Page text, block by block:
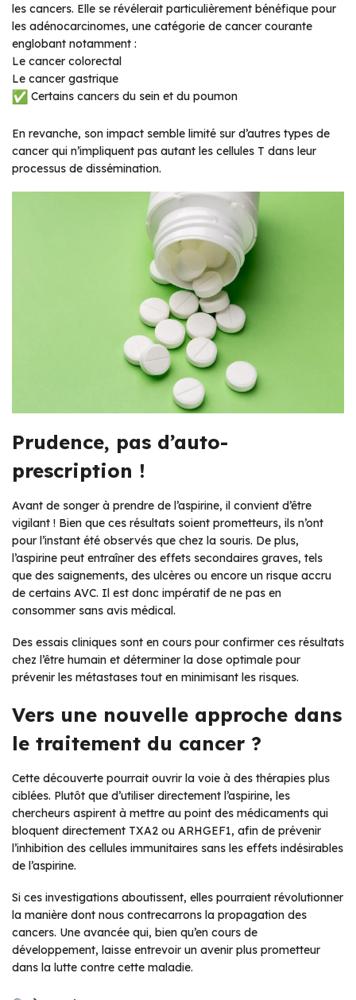
les cancers. Elle se révélerait particulièrement bénéfique pour
les adénocarcinomes, une catégorie de cancer courante
englobant notamment :
Le cancer colorectal
Le cancer gastrique
Certains cancers du sein et du poumon
En revanche, son impact semble limité sur d’autres types de
cancer qui n’impliquent pas autant les cellules T dans leur
processus de dissémination.
Prudence, pas d’auto-
prescription !
Avant de songer à prendre de l’aspirine, il convient d’être
vigilant ! Bien que ces résultats soient prometteurs, ils n’ont
pour l’instant été observés que chez la souris. De plus,
l’aspirine peut entraîner des effets secondaires graves, tels
que des saignements, des ulcères ou encore un risque accru
de certains AVC. Il est donc impératif de ne pas en
consommer sans avis médical.
Des essais cliniques sont en cours pour confirmer ces résultats
chez l’être humain et déterminer la dose optimale pour
prévenir les métastases tout en minimisant les risques.
Vers une nouvelle approche dans
le traitement du cancer ?
Cette découverte pourrait ouvrir la voie à des thérapies plus
ciblées. Plutôt que d’utiliser directement l’aspirine, les
chercheurs aspirent à mettre au point des médicaments qui
bloquent directement TXA2 ou ARHGEF1, afin de prévenir
l’inhibition des cellules immunitaires sans les effets indésirables
de l’aspirine.
Si ces investigations aboutissent, elles pourraient révolutionner
la manière dont nous contrecarrons la propagation des
cancers. Une avancée qui, bien qu’en cours de
développement, laisse entrevoir un avenir plus prometteur
dans la lutte contre cette maladie.